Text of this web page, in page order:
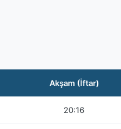
Akşam (İftar)
20:16